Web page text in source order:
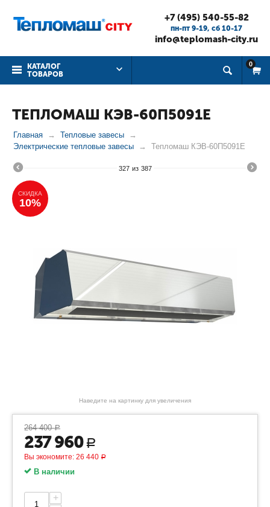
+7 (495) 540-55-82
пн-пт 9-19, cб 10-17
info@teplomash-city.ru
КАТАЛОГ
ТОВАРОВ
0
ТЕПЛОМАШ КЭВ-60П5091Е
Главная
Тепловые завесы
Электрические тепловые завесы
Тепломаш КЭВ-60П5091Е
327 из 387
СКИДКА
10%
Наведите на картинку для увеличения
264 400 Р
237 960 Р
Вы экономите: 26 440 Р
В наличии
+